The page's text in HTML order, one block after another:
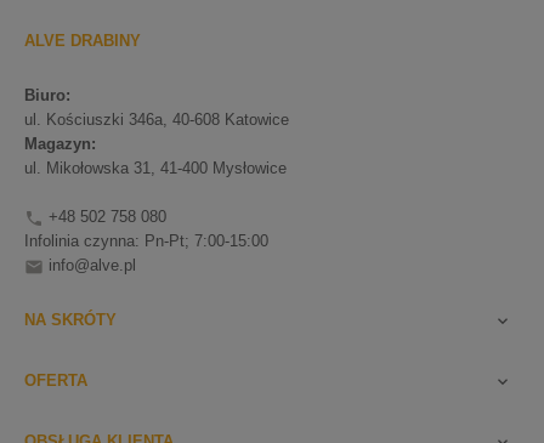
ALVE DRABINY
Biuro:
ul. Kościuszki 346a, 40-608 Katowice
Magazyn:
ul. Mikołowska 31, 41-400 Mysłowice
 +48 502 758 080
Infolinia czynna: Pn-Pt; 7:00-15:00
 info@alve.pl
NA SKRÓTY 
OFERTA 